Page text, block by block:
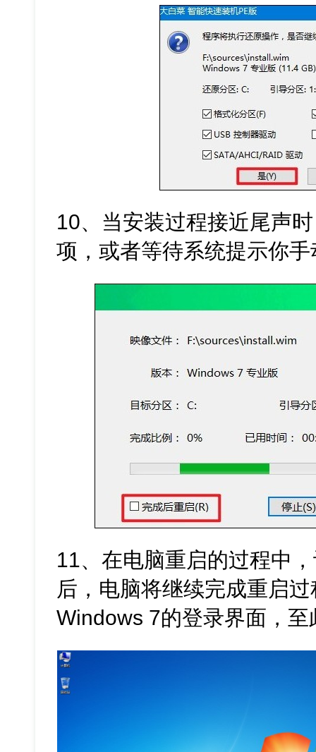
10、当安装过程接近尾声
项，或者等待系统提示你
11、在电脑重启的过程中
后，电脑将继续完成重启
Windows 7的登录界面，